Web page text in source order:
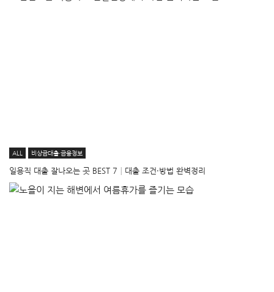
ALL 비상금대출·금융정보
일용직 대출 잘나오는 곳 BEST 7│대출 조건·방법 완벽정리